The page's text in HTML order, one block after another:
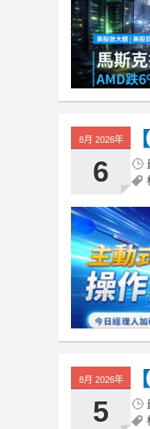
8月 2026年
6
8月 2026年
5